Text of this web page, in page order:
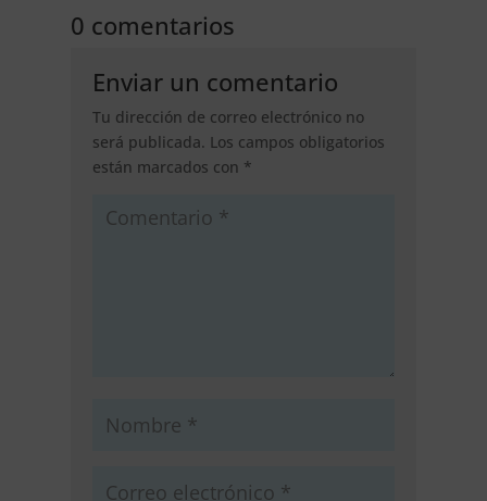
0 comentarios
Enviar un comentario
Tu dirección de correo electrónico no
será publicada. Los campos obligatorios
están marcados con *